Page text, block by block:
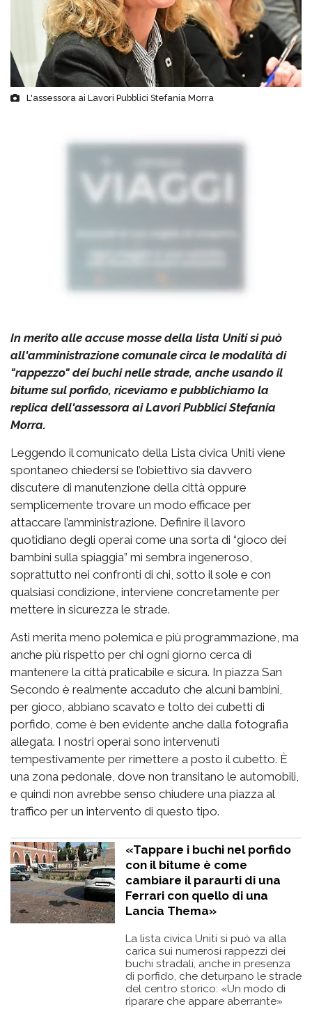
L'assessora ai Lavori Pubblici Stefania Morra
In merito alle accuse mosse della lista Uniti si può
all'amministrazione comunale circa le modalità di
"rappezzo" dei buchi nelle strade, anche usando il
bitume sul porfido, riceviamo e pubblichiamo la
replica dell'assessora ai Lavori Pubblici Stefania
Morra.
Leggendo il comunicato della Lista civica Uniti viene
spontaneo chiedersi se l’obiettivo sia davvero
discutere di manutenzione della città oppure
semplicemente trovare un modo efficace per
attaccare l’amministrazione. Definire il lavoro
quotidiano degli operai come una sorta di “gioco dei
bambini sulla spiaggia” mi sembra ingeneroso,
soprattutto nei confronti di chi, sotto il sole e con
qualsiasi condizione, interviene concretamente per
mettere in sicurezza le strade.
Asti merita meno polemica e più programmazione, ma
anche più rispetto per chi ogni giorno cerca di
mantenere la città praticabile e sicura. In piazza San
Secondo è realmente accaduto che alcuni bambini,
per gioco, abbiano scavato e tolto dei cubetti di
porfido, come è ben evidente anche dalla fotografia
allegata. I nostri operai sono intervenuti
tempestivamente per rimettere a posto il cubetto. È
una zona pedonale, dove non transitano le automobili,
e quindi non avrebbe senso chiudere una piazza al
traffico per un intervento di questo tipo.
«Tappare i buchi nel porfido
con il bitume è come
cambiare il paraurti di una
Ferrari con quello di una
Lancia Thema»
La lista civica Uniti si può va alla
carica sui numerosi rappezzi dei
buchi stradali, anche in presenza
di porfido, che deturpano le strade
del centro storico: «Un modo di
riparare che appare aberrante»